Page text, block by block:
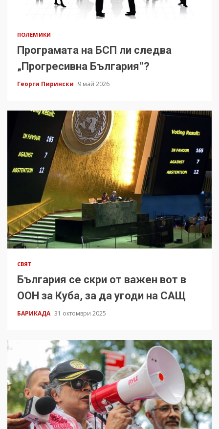
ПОЛЕМИКИ
Програмата на БСП ли следва
„Прогресивна България“?
Георги Пирински 9 май 2026
СВЯТ
България се скри от важен вот в
ООН за Куба, за да угоди на САЩ
БАРИКАДА 31 октомври 2025